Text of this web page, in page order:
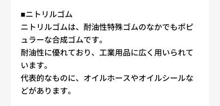
■ニトリルゴム
ニトリルゴムは、耐油性特殊ゴムのなかでもポピ
ュラーな合成ゴムです。
耐油性に優れており、工業用品に広く用いられて
います。
代表的なものに、オイルホースやオイルシールな
どがあります。